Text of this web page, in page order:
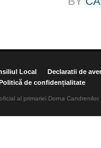
Local Declaratii de
de confidențialitate
al primariei Dorna Candrenilor.